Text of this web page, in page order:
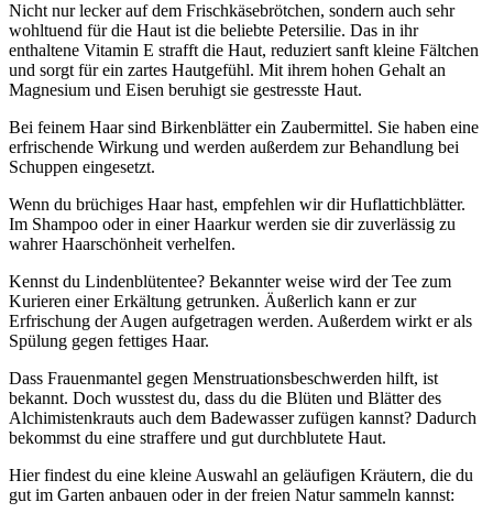
Nicht nur lecker auf dem Frischkäsebrötchen, sondern auch sehr
wohltuend für die Haut ist die beliebte Petersilie. Das in ihr
enthaltene Vitamin E strafft die Haut, reduziert sanft kleine Fältchen
und sorgt für ein zartes Hautgefühl. Mit ihrem hohen Gehalt an
Magnesium und Eisen beruhigt sie gestresste Haut.
Bei feinem Haar sind Birkenblätter ein Zaubermittel. Sie haben eine
erfrischende Wirkung und werden außerdem zur Behandlung bei
Schuppen eingesetzt.
Wenn du brüchiges Haar hast, empfehlen wir dir Huflattichblätter.
Im Shampoo oder in einer Haarkur werden sie dir zuverlässig zu
wahrer Haarschönheit verhelfen.
Kennst du Lindenblütentee? Bekannter weise wird der Tee zum
Kurieren einer Erkältung getrunken. Äußerlich kann er zur
Erfrischung der Augen aufgetragen werden. Außerdem wirkt er als
Spülung gegen fettiges Haar.
Dass Frauenmantel gegen Menstruationsbeschwerden hilft, ist
bekannt. Doch wusstest du, dass du die Blüten und Blätter des
Alchimistenkrauts auch dem Badewasser zufügen kannst? Dadurch
bekommst du eine straffere und gut durchblutete Haut.
Hier findest du eine kleine Auswahl an geläufigen Kräutern, die du
gut im Garten anbauen oder in der freien Natur sammeln kannst: